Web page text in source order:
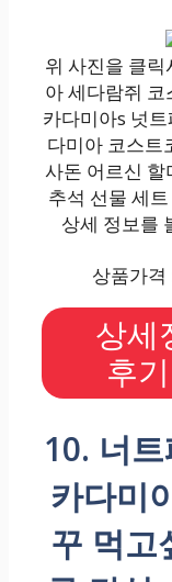
위 사진을 클
아 세다람쥐
카다미아s 넛
다미아 코스트
사돈 어르신 할
추석 선물 세
상세 정보를
상품가격
상세
후
10. 너
카다미
꾸 먹고